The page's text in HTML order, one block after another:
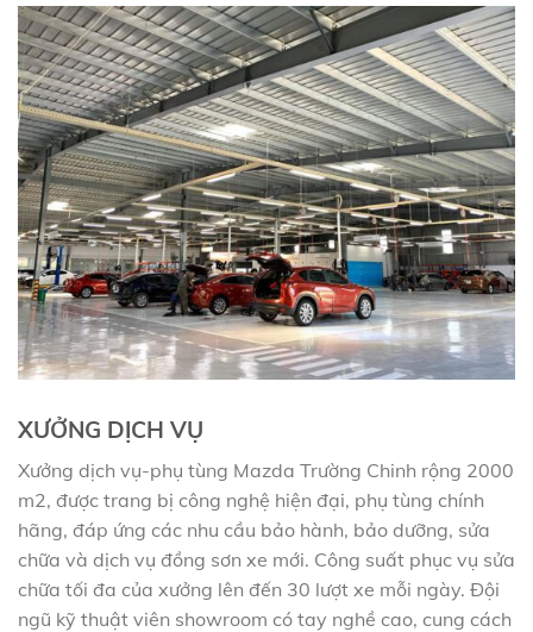
XƯỞNG DỊCH VỤ
Xưởng dịch vụ-phụ tùng Mazda Trường Chinh rộng 2000
m2, được trang bị công nghệ hiện đại, phụ tùng chính
hãng, đáp ứng các nhu cầu bảo hành, bảo dưỡng, sửa
chữa và dịch vụ đồng sơn xe mới. Công suất phục vụ sửa
chữa tối đa của xưởng lên đến 30 lượt xe mỗi ngày. Đội
ngũ kỹ thuật viên showroom có tay nghề cao, cung cách